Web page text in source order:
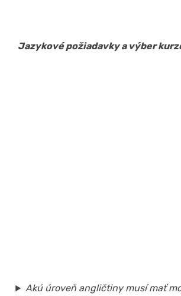
Jazykové požiadavky a výber
Akú úroveň angličtiny musí mať